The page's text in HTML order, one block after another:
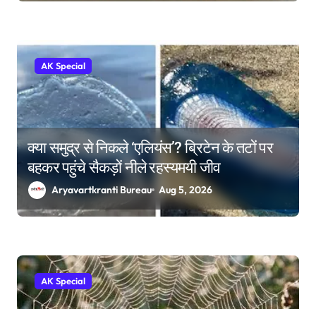
AK Special
क्या समुद्र से निकले ‘एलियंस’? ब्रिटेन के तटों पर
बहकर पहुंचे सैकड़ों नीले रहस्यमयी जीव
Aryavartkranti Bureau Aug 5, 2026
AK Special